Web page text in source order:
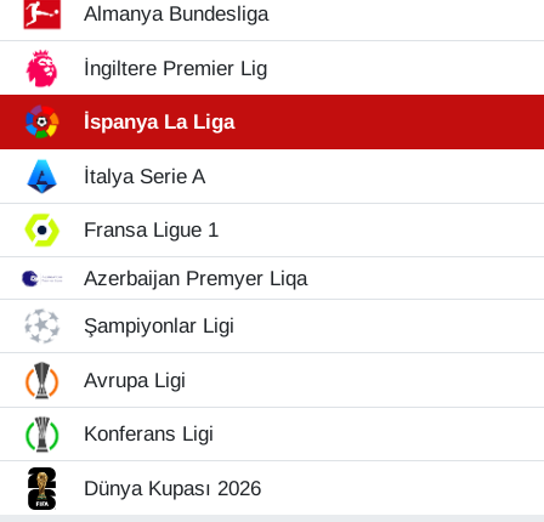
Almanya Bundesliga
İngiltere Premier Lig
İspanya La Liga
İtalya Serie A
Fransa Ligue 1
Azerbaijan Premyer Liqa
Şampiyonlar Ligi
Avrupa Ligi
Konferans Ligi
Dünya Kupası 2026